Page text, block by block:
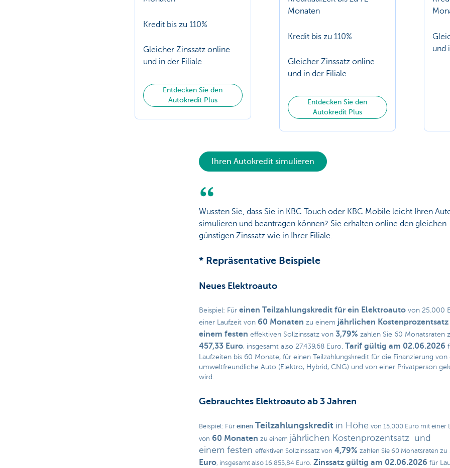
Kredit bis zu 110%
Gleicher Zinssatz online
und in der Filiale
Entdecken Sie den
Autokredit Plus
Monaten
Kredit bis zu 110%
Gleicher Zinssatz online
und in der Filiale
Entdecken Sie den
Autokredit Plus
und
Ihren Autokredit simulieren
Wussten Sie, dass Sie in KBC Touch oder KBC Mobile leicht Ihren
simulieren und beantragen können?​ Sie erhalten online den gleichen
günstigen Zinssatz wie in Ihrer Filiale.
* Repräsentative Beispiele
Neues Elektroauto
Beispiel: Für einen Teilzahlungskredit für ein Elektroautovon 25.000
einer Laufzeit von 60 Monaten zu einem jährlichen Kostenprozentsatz
einem festen effektiven Sollzinssatz von 3,79% zahlen Sie 60 Monatsraten
457,33 Euro, insgesamt also 27.439,68 Euro. Tarif gültig am 02.06.2026
Laufzeiten bis 60 Monate, für einen Teilzahlungskredit für die Finanzierung von
umweltfreundliche Auto (Elektro, Hybrid, CNG) und von einer Privatperson
wird.
Gebrauchtes Elektroauto ab 3 Jahren
Beispiel: Für einen Teilzahlungskredit in Höhe von 15.000 Euro mit einer
von 60 Monaten zu einem jährlichen Kostenprozentsatz und
einem festen effektiven Sollzinssatz von 4,79% zahlen Sie 60 Monatsraten zu
Euro, insgesamt also 16.855,84 Euro. Zinssatz gültig am 02.06.2026 für